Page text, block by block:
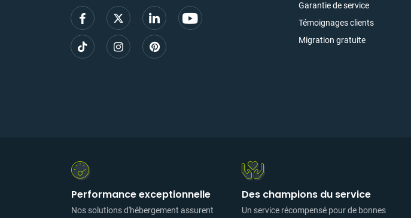
Garantie de service
Témoignages clients
Migration gratuite
Performance exceptionnelle
Nos solutions d'hébergement assurent
Des champions du service
Un service récompensé pour de bonnes